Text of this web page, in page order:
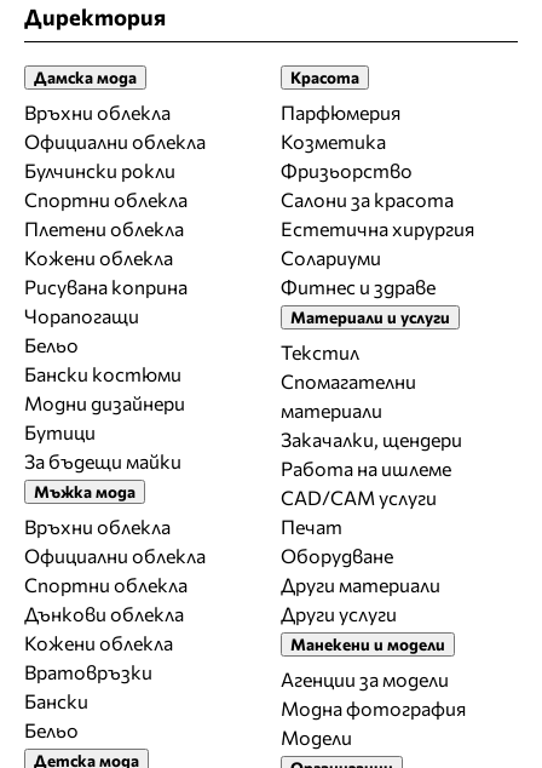
Директория
Дамска мода
Връхни облекла
Официални облекла
Булчински рокли
Спортни облекла
Плетени облекла
Кожени облекла
Рисувана коприна
Чорапогащи
Бельо
Бански костюми
Модни дизайнери
Бутици
За бъдещи майки
Мъжка мода
Връхни облекла
Официални облекла
Спортни облекла
Дънкови облекла
Кожени облекла
Вратовръзки
Бански
Бельо
Детска мода
Красота
Парфюмерия
Козметика
Фризьорство
Салони за красота
Естетична хирургия
Солариуми
Фитнес и здраве
Материали и услуги
Текстил
Спомагателни
материали
Закачалки, щендери
Работа на ишлеме
CAD/CAM услуги
Печат
Оборудване
Други материали
Други услуги
Манекени и модели
Агенции за модели
Модна фотография
Модели